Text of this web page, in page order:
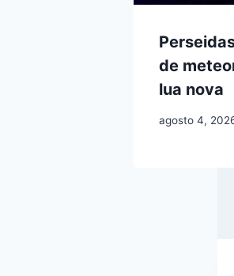
de
lua nova
agosto 4,